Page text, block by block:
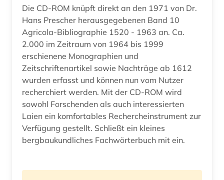
Die CD-ROM knüpft direkt an den 1971 von Dr.
Hans Prescher herausgegebenen Band 10
Agricola-Bibliographie 1520 - 1963 an. Ca.
2.000 im Zeitraum von 1964 bis 1999
erschienene Monographien und
Zeitschriftenartikel sowie Nachträge ab 1612
wurden erfasst und können nun vom Nutzer
recherchiert werden. Mit der CD-ROM wird
sowohl Forschenden als auch interessierten
Laien ein komfortables Rechercheinstrument zur
Verfügung gestellt. Schließt ein kleines
bergbaukundliches Fachwörterbuch mit ein.